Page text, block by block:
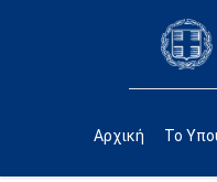
Αρχική Το